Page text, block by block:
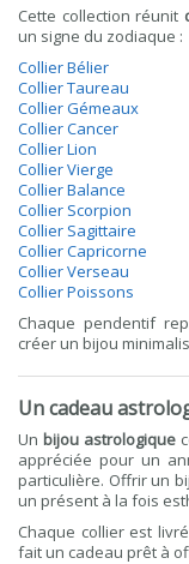
Cette collection réunit
un signe du zodiaque :
Collier Bélier
Collier Taureau
Collier Gémeaux
Collier Cancer
Collier Lion
Collier Vierge
Collier Balance
Collier Scorpion
Collier Sagittaire
Collier Capricorne
Collier Verseau
Collier Poissons
Chaque pendentif
créer un bijou
Un cadeau
Un bijou astrologique
appréciée pour un
particulière. Offrir un
un présent à la fois
Chaque collier est
fait un cadeau prêt à